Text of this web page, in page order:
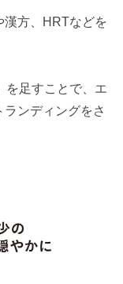
漢方、HRTなどを
を足すことで、エ
ンディングをさ